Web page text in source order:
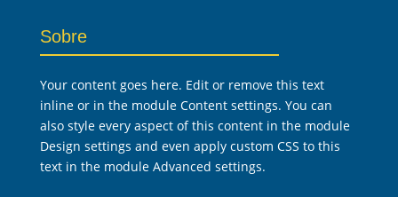
Sobre
Your content goes here. Edit or remove this text
inline or in the module Content settings. You can
also style every aspect of this content in the module
Design settings and even apply custom CSS to this
text in the module Advanced settings.